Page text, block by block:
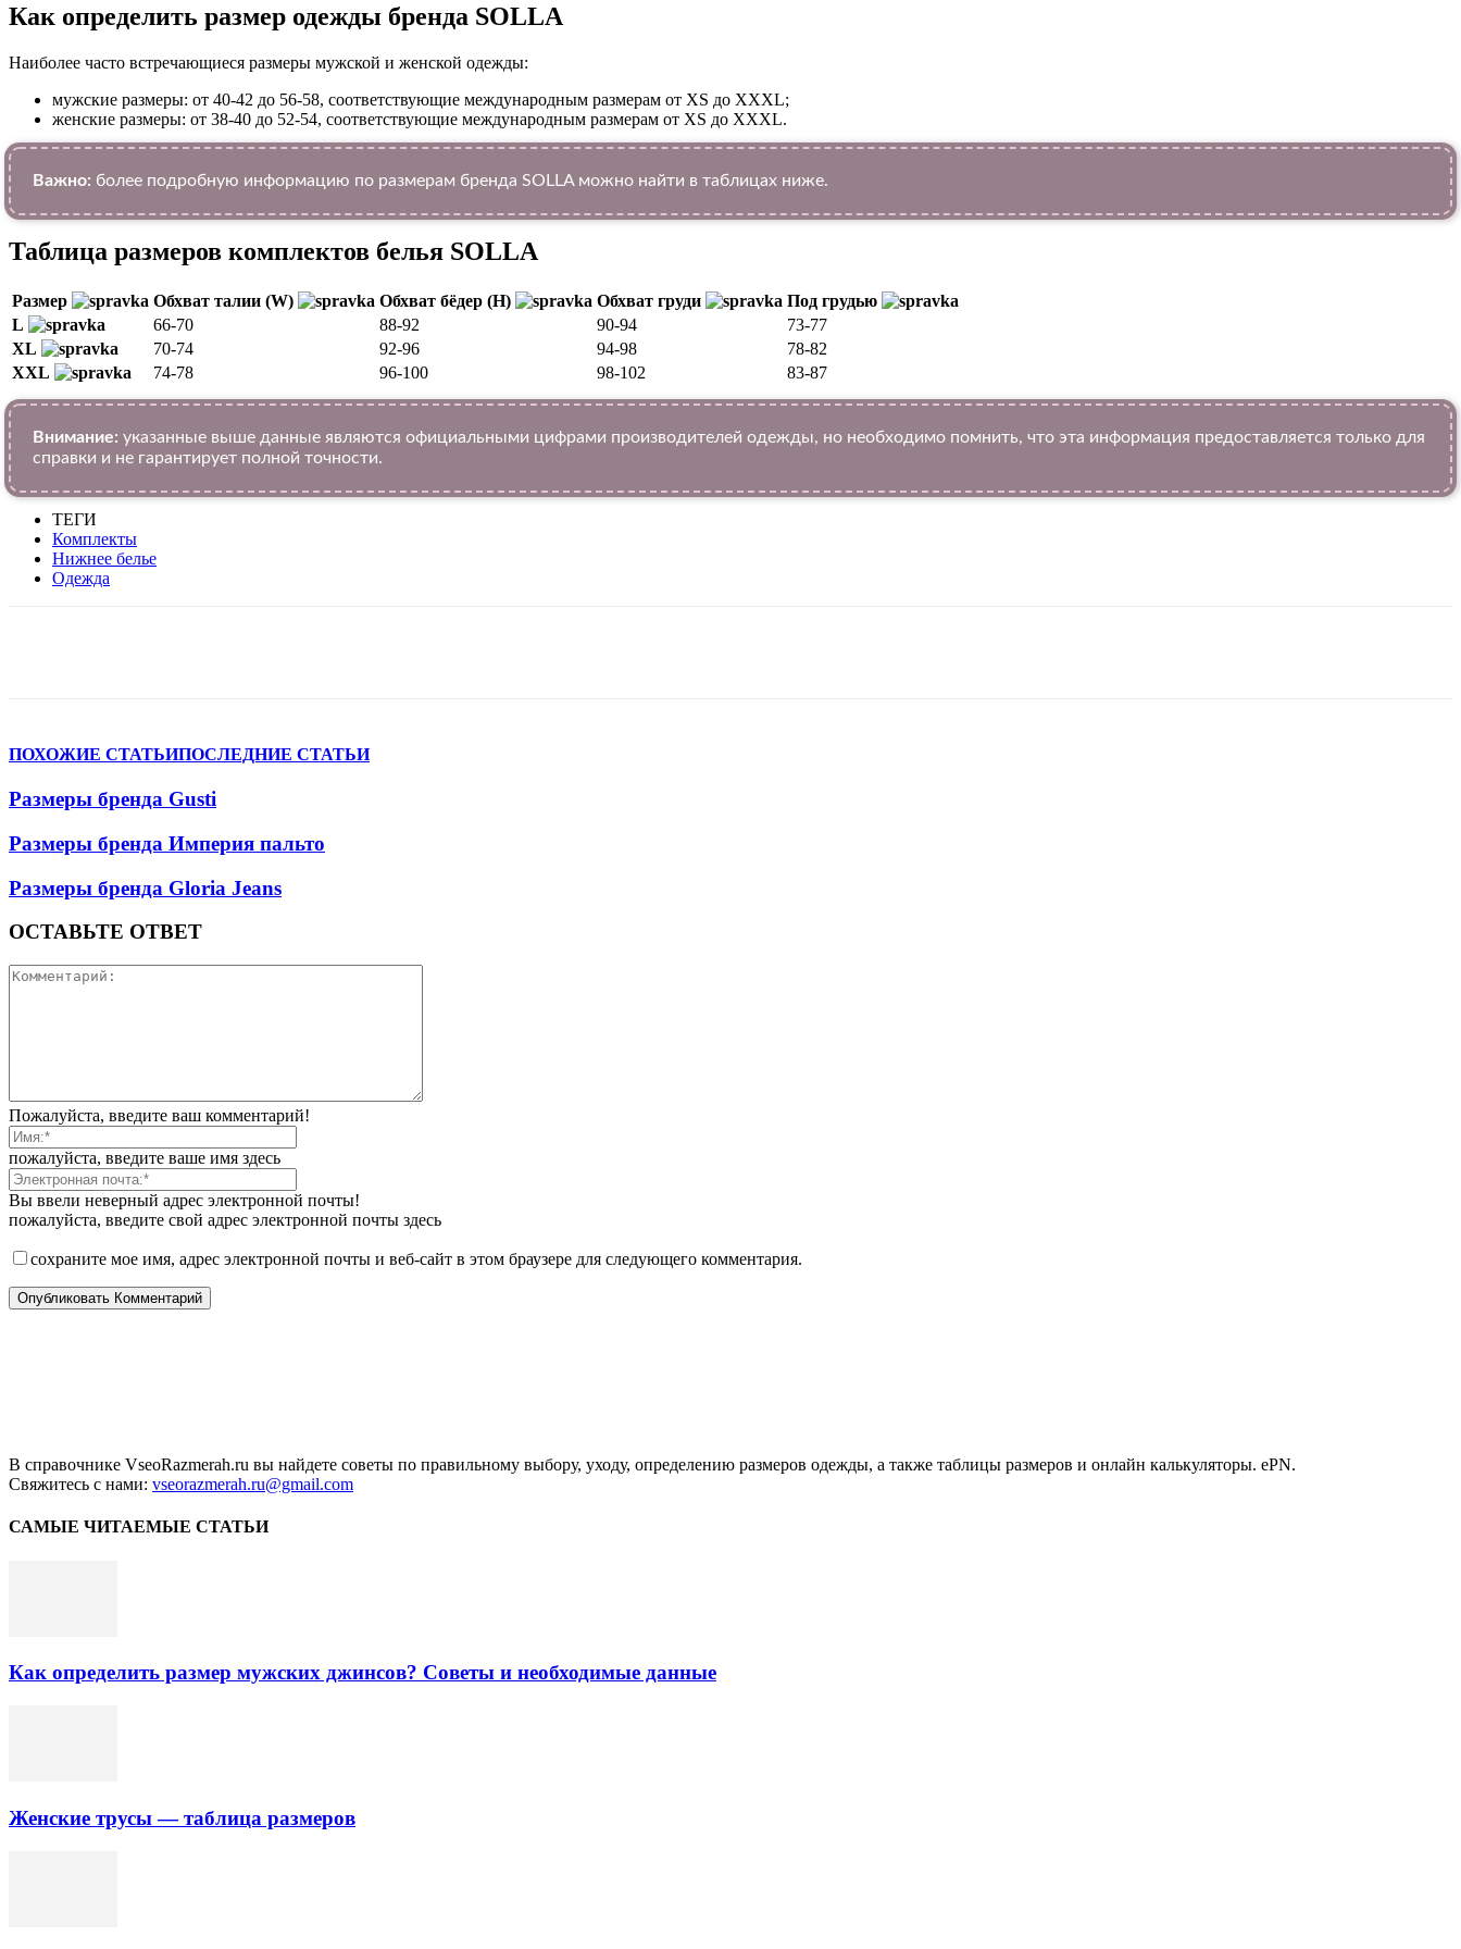
Как определить размер одежды брендa SOLLA
Наиболее часто встречающиеся размеры мужской и женской одежды:
мужские размеры: от 40-42 до 56-58, соответствующие международным размерам от XS до XXXL;
женские размеры: от 38-40 до 52-54, соответствующие международным размерам от XS до XXXL.
Важно: более подробную информацию по размерам бренда SOLLA можно найти в таблицах ниже.
Таблица размеров комплектов белья SOLLA
Размер Обхват талии (W) Обхват бёдер (H) Обхват груди
Под грудью
L
66-70 88-92 90-94
73-77
XL
70-74 92-96 94-98
78-82
XXL
74-78 96-100 98-102 83-87
Внимание: указанные выше данные являются официальными цифрами производителей одежды, но необходимо помнить, что эта информация предоставляется только для
справки и не гарантирует полной точности.
ТЕГИ
Комплекты
Нижнее белье
Одежда
ПОХОЖИЕ СТАТЬИПОСЛЕДНИЕ СТАТЬИ
Размеры бренда Gusti
Размеры бренда Империя пальто
Размеры бренда Gloria Jeans
ОСТАВЬТЕ ОТВЕТ
Пожалуйста, введите ваш комментарий!
пожалуйста, введите ваше имя здесь
Вы ввели неверный адрес электронной почты!
пожалуйста, введите свой адрес электронной почты здесь
сохраните мое имя, адрес электронной почты и веб-сайт в этом браузере для следующего комментария.
В справочнике VseoRazmerah.ru вы найдете советы по правильному выбору, уходу, определению размеров одежды, а также таблицы размеров и онлайн калькуляторы. ePN.
Свяжитесь с нами: vseorazmerah.ru@gmail.com
САМЫЕ ЧИТАЕМЫЕ СТАТЬИ
Как определить размер мужских джинсов? Советы и необходимые данные
Женские трусы — таблица размеров